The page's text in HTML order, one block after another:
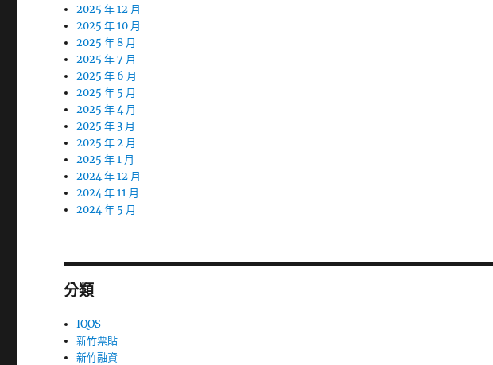
2025 年 12 月
2025 年 10 月
2025 年 8 月
2025 年 7 月
2025 年 6 月
2025 年 5 月
2025 年 4 月
2025 年 3 月
2025 年 2 月
2025 年 1 月
2024 年 12 月
2024 年 11 月
2024 年 5 月
分類
IQOS
新竹票貼
新竹融資